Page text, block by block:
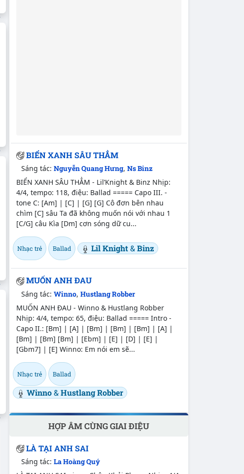
BIỂN XANH SÂU THẲM
Sáng tác:Nguyễn Quang Hưng,Ns Binz
BIỂN XANH SÂU THẲM - Lil’Knight & Binz Nhịp:
4/4, tempo: 118, điệu: Ballad ===== Capo III. -
tone C: [Am] | [C] | [G] [G] Cô đơn bên nhau
chìm [C] sâu Ta đã không muốn nói với nhau 1
[C/G] câu Kìa [Dm] cơn sóng dữ cu...
Nhạc trẻ Ballad Lil Knight&Binz
MUỐN ANH ĐAU
Sáng tác:Winno,Hustlang Robber
MUỐN ANH ĐAU - Winno & Hustlang Robber
Nhịp: 4/4, tempo: 65, điệu: Ballad ===== Intro -
Capo II.: [Bm] | [A] | [Bm] | [Bm] | [Bm] | [A] |
[Bm] | [Bm] [Bm] | [Ebm] | [E] | [D] | [E] |
[Gbm7] | [E] Winno: Em nói em sẽ...
Nhạc trẻ Ballad
Winno&Hustlang Robber
HỢP ÂM CÙNG GIAI ĐIỆU
LÀ TẠI ANH SAI
Sáng tác:La Hoàng Quý